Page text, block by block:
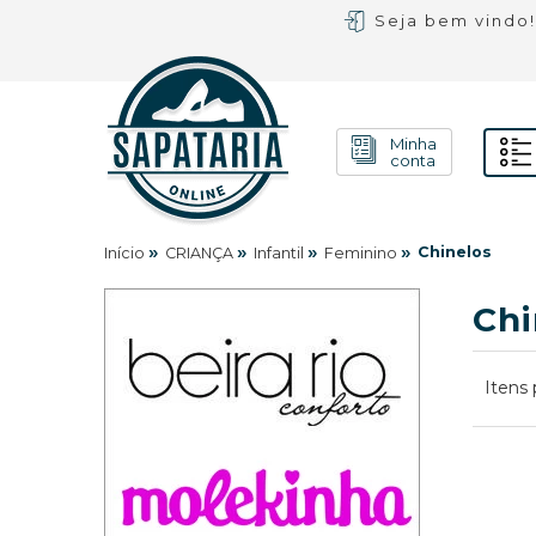
Seja bem
Minha
conta
Início » CRIANÇA » Infantil » Feminino » Chinelos
Itens